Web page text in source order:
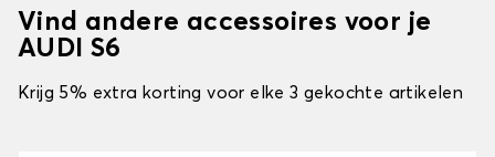
Vind andere accessoires voor je
AUDI S6
Krijg 5% extra korting voor elke 3 gekochte artikelen